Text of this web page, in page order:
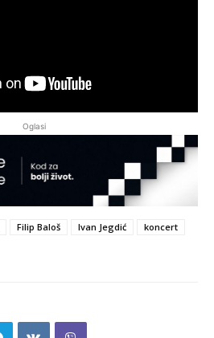
Oglasi
Filip Baloš Ivan Jegdić
koncert